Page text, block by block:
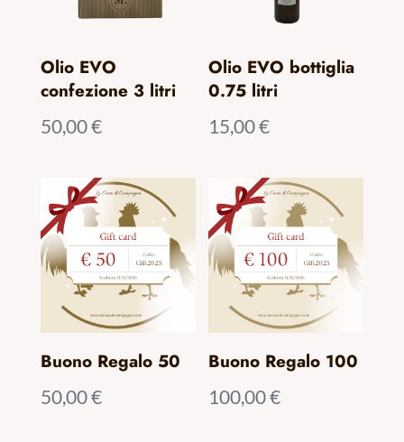
Olio EVO
confezione 3 litri
50,00€
Olio EVO bottiglia
0.75 litri
15,00€
Buono Regalo 50
50,00€
Buono Regalo 100
100,00€